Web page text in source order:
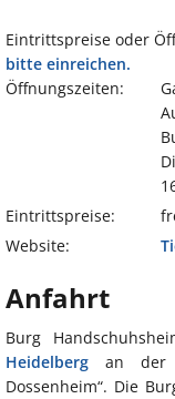
Eintrittspreise oder
bitte einreichen.
Öffnungszeiten:
Eintrittspreise:
Website:
Anfahrt
Burg
Heidelberg an der
Dossenheim“. Die